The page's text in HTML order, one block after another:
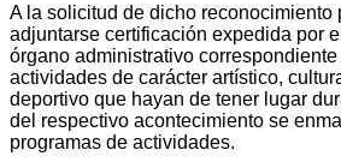
A la solicitud de dicho reconocimiento
adjuntarse certificación expedida por
órgano administrativo
actividades de carácter artístico,
deportivo que hayan de tener lugar
del respectivo acontecimiento se
programas de actividades.